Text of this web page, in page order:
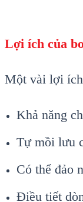
Lợi ích của
Một vài lợi ích
Khả năng
Tự mồi lưu
Có thể đảo
Điều tiết